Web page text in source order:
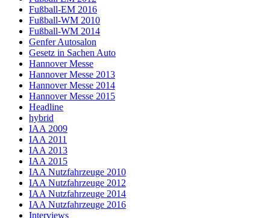
Fußball-EM 2016
Fußball-WM 2010
Fußball-WM 2014
Genfer Autosalon
Gesetz in Sachen Auto
Hannover Messe
Hannover Messe 2013
Hannover Messe 2014
Hannover Messe 2015
Headline
hybrid
IAA 2009
IAA 2011
IAA 2013
IAA 2015
IAA Nutzfahrzeuge 2010
IAA Nutzfahrzeuge 2012
IAA Nutzfahrzeuge 2014
IAA Nutzfahrzeuge 2016
Interviews